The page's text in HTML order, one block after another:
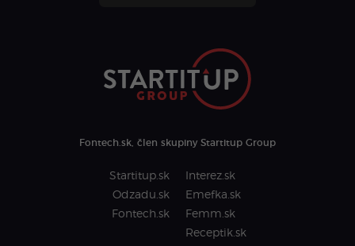
Fontech.sk, člen skupiny Startitup Group
Startitup.sk
Odzadu.sk
Fontech.sk
Interez.sk
Emefka.sk
Femm.sk
Receptik.sk